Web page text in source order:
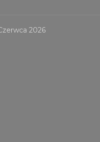
2026